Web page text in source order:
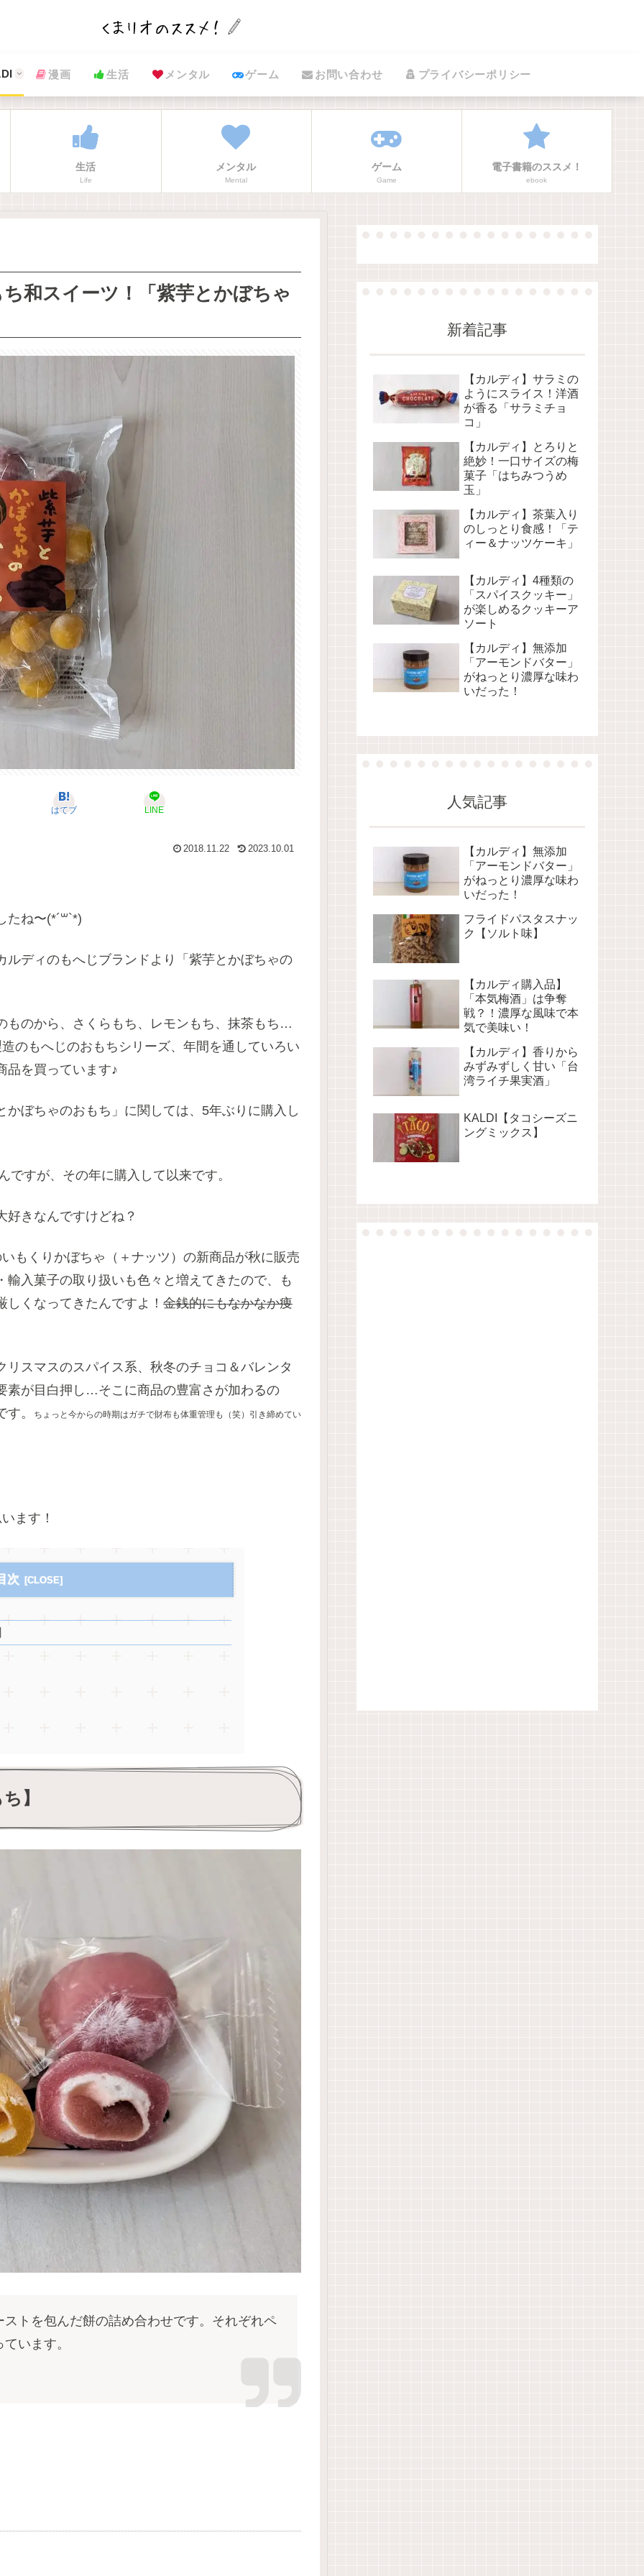
漫画 生活 メンタル ゲーム お問い合わせ プライバシーポリシー
生活
Life
メンタル
Mental
ゲーム
Game
電子書籍のススメ！
ebook
和スイーツ！「紫芋とかぼちゃ
はてブ LINE
2018.11.22 2023.10.01
ね〜(*´꒳`*)
ディのもへじブランドより「紫芋とかぼちゃの
ものから、さくらもち、レモンもち、抹茶もち…
のもへじのおもちシリーズ、年間を通していろい
品を買っています♪
ぼちゃのおもち」に関しては、5年ぶりに購入し
すが、その年に購入して以来です。
きなんですけどね？
もくりかぼちゃ（＋ナッツ）の新商品が秋に販売
入菓子の取り扱いも色々と増えてきたので、も
くなってきたんですよ！ 金銭的にもなかなか痩
スマスのスパイス系、秋冬のチョコ＆バレンタ
素が目白押し…そこに商品の豊富さが加わるの
。
ちょっと今からの時期はガチで財布も体重管理も（笑）引き締めてい
ます！
次
】
トを包んだ餅の詰め合わせです。それぞれペ
ています。
新着記事
【カルディ】サラミの
ようにスライス！洋酒
が香る「サラミチョ
コ」
【カルディ】とろりと
絶妙！一口サイズの梅
菓子「はちみつうめ
玉」
【カルディ】茶葉入り
のしっとり食感！「テ
ィー＆ナッツケーキ」
【カルディ】4種類の
「スパイスクッキー」
が楽しめるクッキーア
ソート
【カルディ】無添加
「アーモンドバター」
がねっとり濃厚な味わ
いだった！
人気記事
【カルディ】無添加
「アーモンドバター」
がねっとり濃厚な味わ
いだった！
フライドパスタスナッ
ク【ソルト味】
【カルディ購入品】
「本気梅酒」は争奪
戦？！濃厚な風味で本
気で美味い！
【カルディ】香りから
みずみずしく甘い「台
湾ライチ果実酒」
KALDI【タコシーズニ
ングミックス】